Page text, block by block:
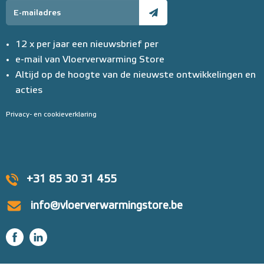
+31 85 30 31 455
info@vloerverwarmingstore.be
12 x per jaar een nieuwsbrief per
e-mail van Vloerverwarming Store
Altijd op de hoogte van de nieuwste ontwikkelingen en
acties
Privacy- en cookieverklaring